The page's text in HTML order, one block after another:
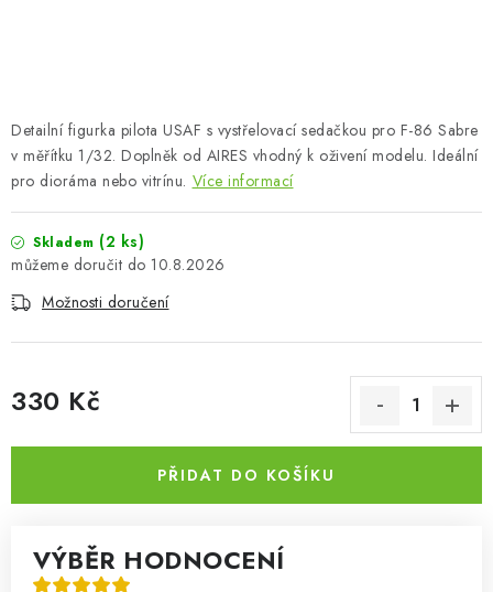
O nás Moje objednávka Kontakty
Doprava a platba
Obchodní podmínky
Podmínky ochrany osobních údajů
Reklamační řád
Velkoobchod (B2B)
Převodník modelářských barev
Detailní figurka pilota USAF s vystřelovací sedačkou pro F-86 Sabre
v měřítku 1/32. Doplněk od AIRES vhodný k oživení modelu. Ideální
pro dioráma nebo vitrínu. Více informací
Skladem (2 ks)
10.8.2026
Možnosti doručení
330 Kč
PŘIDAT DO KOŠÍKU
VÝBĚR HODNOCENÍ